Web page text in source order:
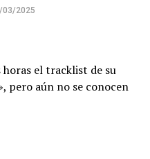
03/2025
el tracklist de su
pero aún no se conocen